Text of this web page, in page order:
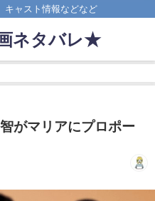
キャスト情報などなど
ネタバレ★
がマリアにプロポー